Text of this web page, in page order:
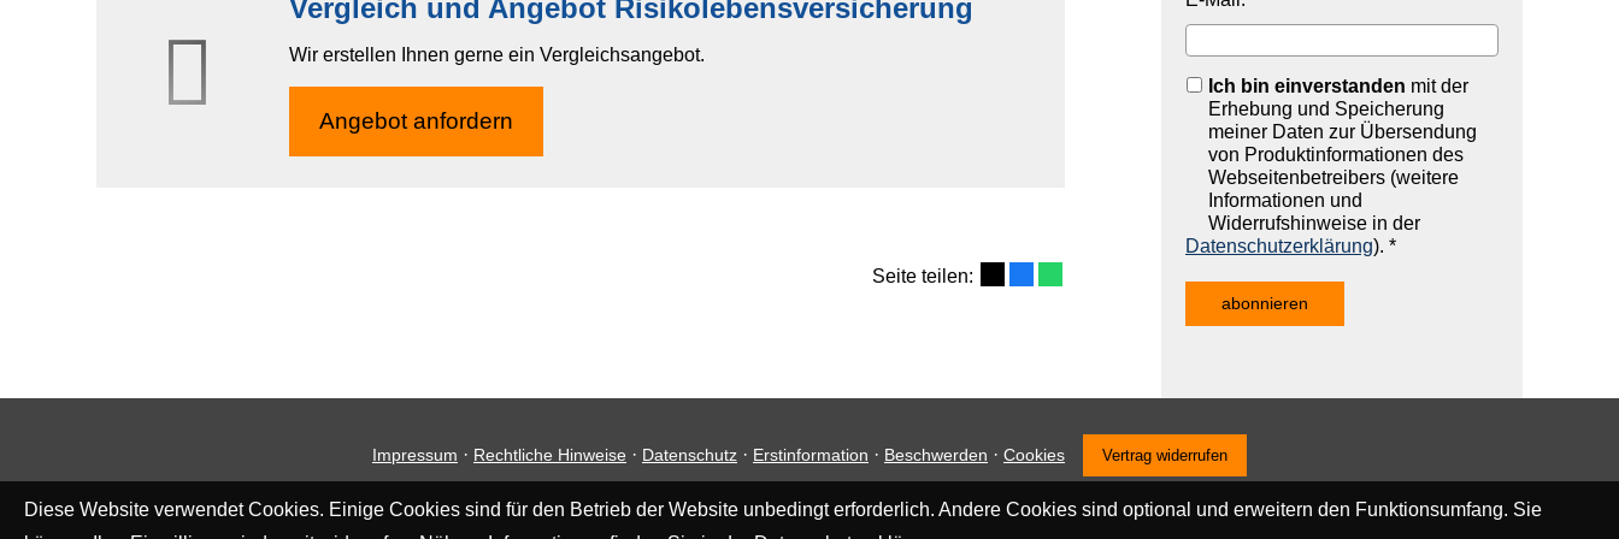
Ich bin einverstanden mit der
Erhebung und Speicherung
meiner Daten zur Übersendung
von Produktinformationen des
Webseitenbetreibers (weitere
Informationen und
Widerrufshinweise in der
Datenschutzerklärung). *
Vergleich und Angebot Risiko­lebens­ver­si­che­rung
Wir erstellen Ihnen gerne ein Vergleichsangebot.
An­ge­bot an­for­dern
Seite teilen:
Impressum · Rechtliche Hinweise · Datenschutz · Erstinformation · Beschwerden · Cookies Vertrag widerrufen
Diese Website verwendet Cookies. Einige Cookies sind für den Betrieb der Website unbedingt erforderlich. Andere Cookies sind optional und erweitern den Funktionsumfang. Sie